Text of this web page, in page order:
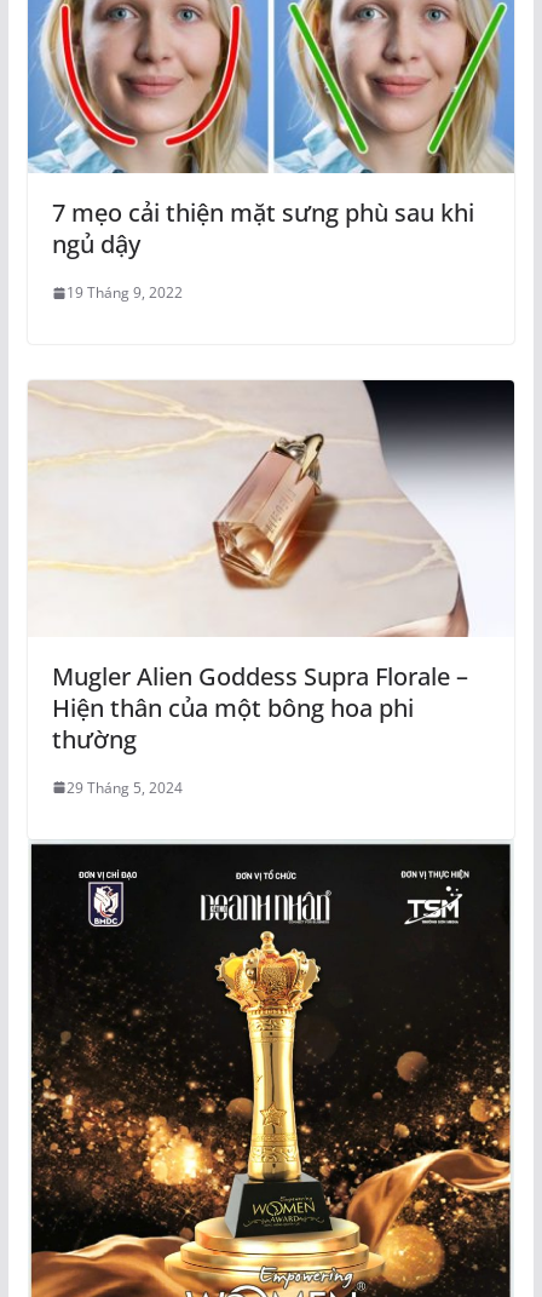
7 mẹo cải thiện mặt sưng phù sau khi
ngủ dậy
19 Tháng 9, 2022
Mugler Alien Goddess Supra Florale –
Hiện thân của một bông hoa phi
thường
29 Tháng 5, 2024